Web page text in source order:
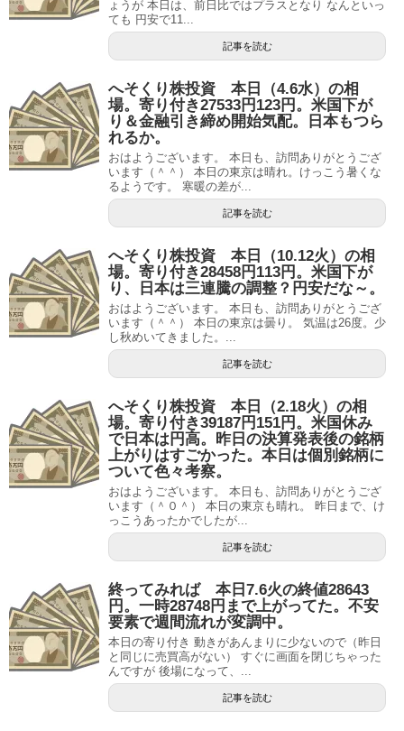
ょうが 本日は、前日比ではプラスとなり なんといっ
ても 円安で11...
記事を読む
へそくり株投資 本日（4.6水）の相
場。寄り付き27533円123円。米国下が
り＆金融引き締め開始気配。日本もつら
れるか。
おはようございます。 本日も、訪問ありがとうござ
います（＾＾） 本日の東京は晴れ。けっこう暑くな
るようです。 寒暖の差が...
記事を読む
へそくり株投資 本日（10.12火）の相
場。寄り付き28458円113円。米国下が
り、日本は三連騰の調整？円安だな～。
おはようございます。 本日も、訪問ありがとうござ
います（＾＾） 本日の東京は曇り。 気温は26度。少
し秋めいてきました。...
記事を読む
へそくり株投資 本日（2.18火）の相
場。寄り付き39187円151円。米国休み
で日本は円高。昨日の決算発表後の銘柄
上がりはすごかった。本日は個別銘柄に
ついて色々考察。
おはようございます。 本日も、訪問ありがとうござ
います（＾０＾） 本日の東京も晴れ。 昨日まで、け
っこうあったかでしたが...
記事を読む
終ってみれば 本日7.6火の終値28643
円。一時28748円まで上がってた。不安
要素で週間流れが変調中。
本日の寄り付き 動きがあんまりに少ないので（昨日
と同じに売買高がない） すぐに画面を閉じちゃった
んですが 後場になって、...
記事を読む